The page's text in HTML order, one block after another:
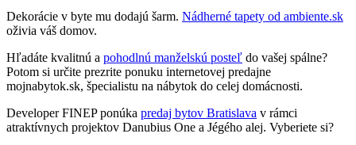
Dekorácie v byte mu dodajú šarm. Nádherné tapety od ambiente.sk
oživia váš domov.
Hľadáte kvalitnú a pohodlnú manželskú posteľ do vašej spálne?
Potom si určite prezrite ponuku internetovej predajne
mojnabytok.sk, špecialistu na nábytok do celej domácnosti.
Developer FINEP ponúka predaj bytov Bratislava v rámci
atraktívnych projektov Danubius One a Jégého alej. Vyberiete si?